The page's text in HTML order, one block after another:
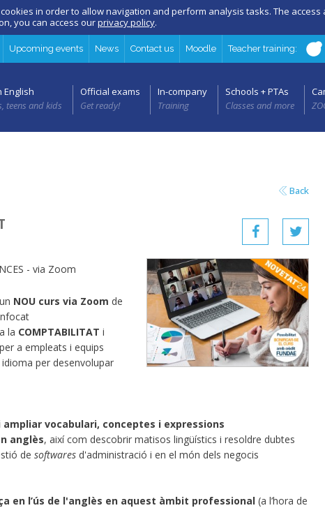
in order to allow navigation and perform analysis tasks. The
you can access ourprivacy policy.
Upcoming events News Contact us Moodle Teacher training:
English
teens and kids
Official exams
Get ready!
In-company
Training
Schools + PTAs
Classes and more
Back
- via Zoom
NOU curs via Zoom de
la COMPTABILITAT i
a empleats i equips
per desenvolupar
ampliar vocabulari, conceptes i expressions
anglès, així com descobrir matisos lingüístics i resoldre dubtes
de softwares d'administració i en el món dels negocis
en l’ús de l'anglès en aquest àmbit professional (a l’hora de